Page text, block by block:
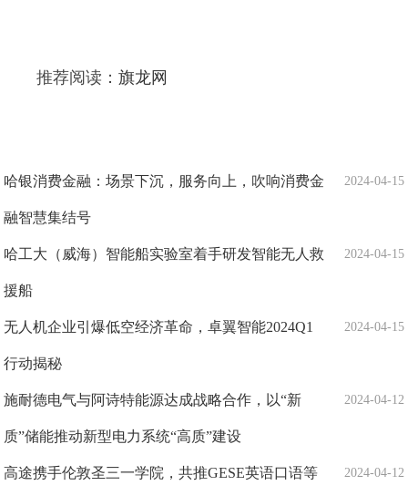
推荐阅读：旗龙网
2024-04-15
哈银消费金融：场景下沉，服务向上，吹响消费金
融智慧集结号
2024-04-15
哈工大（威海）智能船实验室着手研发智能无人救
援船
2024-04-15
无人机企业引爆低空经济革命，卓翼智能2024Q1
行动揭秘
2024-04-12
施耐德电气与阿诗特能源达成战略合作，以“新
质”储能推动新型电力系统“高质”建设
2024-04-12
高途携手伦敦圣三一学院，共推GESE英语口语等